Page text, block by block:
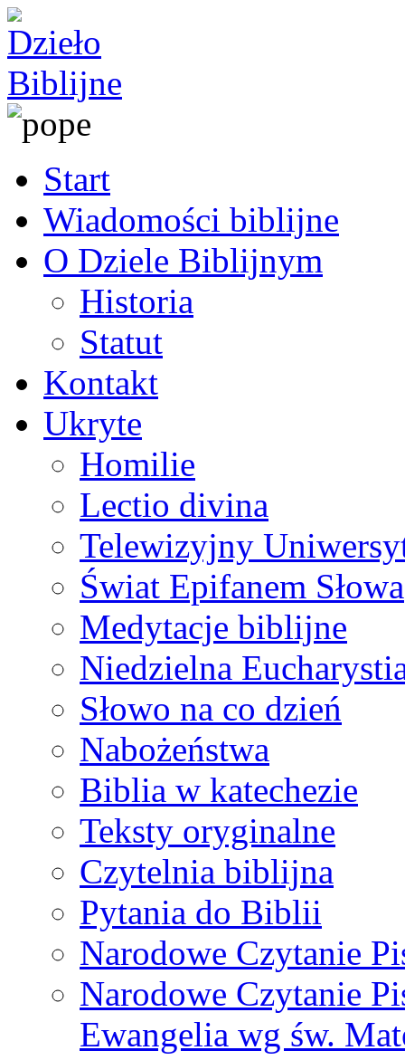
Start
Wiadomości biblijne
O Dziele Biblijnym
Historia
Statut
Kontakt
Ukryte
Homilie
Lectio divina
Telewizyjny
Świat Epifanem Słowa
Medytacje biblijne
Niedzielna
Słowo na co dzień
Nabożeństwa
Biblia w katechezie
Teksty oryginalne
Czytelnia biblijna
Pytania do Biblii
Narodowe Czytanie
Narodowe Czytanie
Ewangelia wg św.